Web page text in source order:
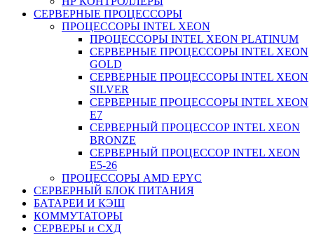
СЕРВЕРНЫЕ ПРОЦЕССОРЫ
ПРОЦЕССОРЫ INTEL XEON
ПРОЦЕССОРЫ INTEL XEON PLATINUM
СЕРВЕРНЫЕ ПРОЦЕССОРЫ INTEL XEON
GOLD
СЕРВЕРНЫЕ ПРОЦЕССОРЫ INTEL XEON
SILVER
СЕРВЕРНЫЕ ПРОЦЕССОРЫ INTEL XEON
Е7
СЕРВЕРНЫЙ ПРОЦЕССОР INTEL XEON
BRONZE
СЕРВЕРНЫЙ ПРОЦЕССОР INTEL XEON
Е5-26
ПРОЦЕССОРЫ AMD EPYC
СЕРВЕРНЫЙ БЛОК ПИТАНИЯ
БАТАРЕИ И КЭШ
КОММУТАТОРЫ
СЕРВЕРЫ и СХД